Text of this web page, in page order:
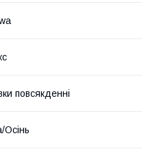
повсякденні
Осінь